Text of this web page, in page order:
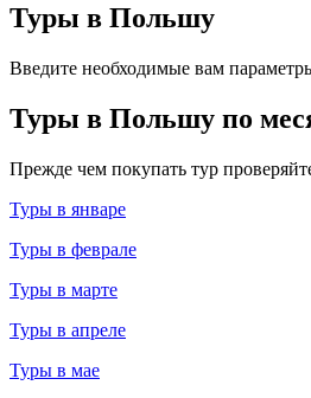
Туры в Польшу
Введите необходимые вам
Туры в Польшу по
Прежде чем покупать тур
Туры в январе
Туры в феврале
Туры в марте
Туры в апреле
Туры в мае